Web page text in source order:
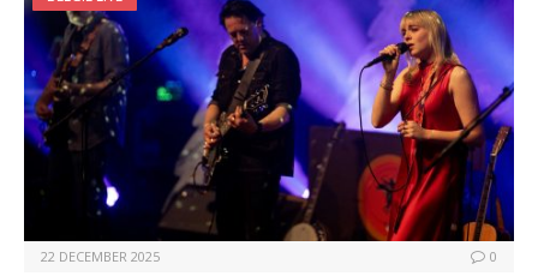
22 DECEMBER 2025 0